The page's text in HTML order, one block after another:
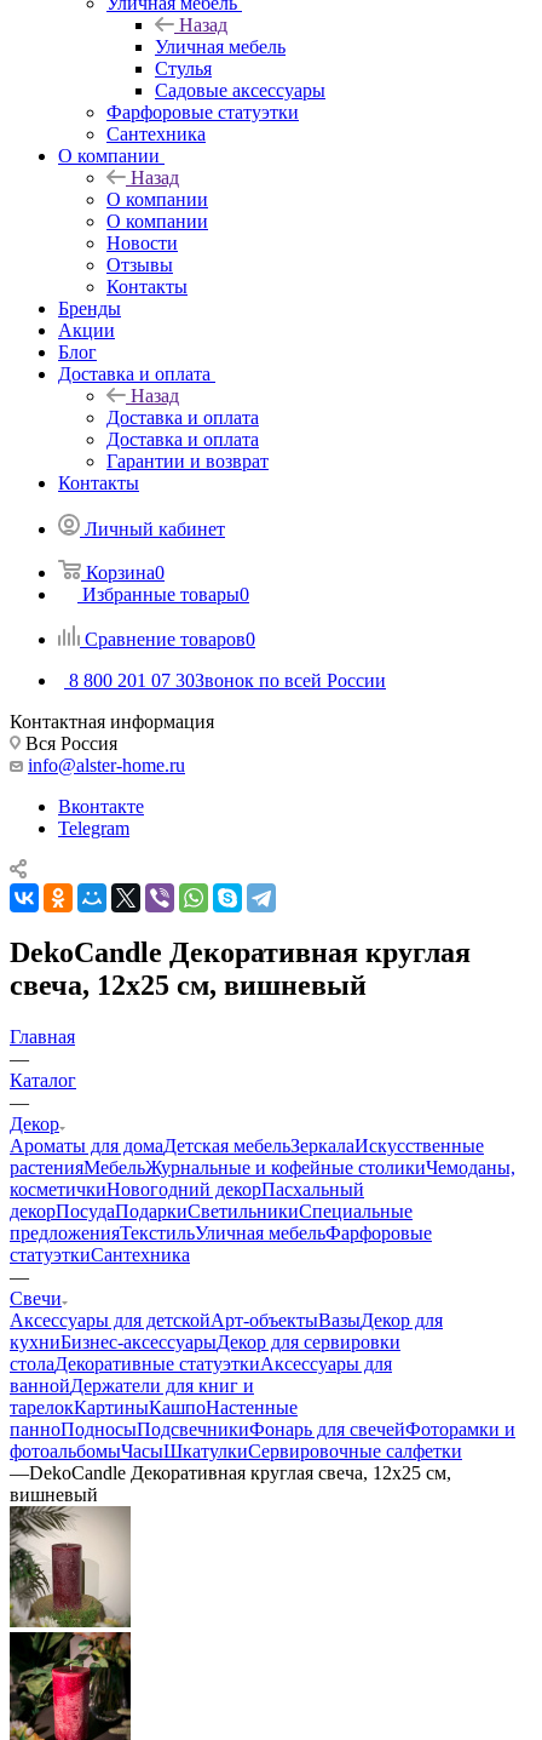
Назад
Уличная мебель
Стулья
Садовые аксессуары
Фарфоровые статуэтки
Сантехника
О компании
Назад
О компании
О компании
Новости
Отзывы
Контакты
Бренды
Акции
Блог
Доставка и оплата
Назад
Доставка и оплата
Доставка и оплата
Гарантии и возврат
Контакты
Личный кабинет
Корзина0
Избранные товары0
Сравнение товаров0
8 800 201 07 30Звонок по всей России
Контактная информация
Вся Россия
info@alster-home.ru
Вконтакте
Telegram
DekoCandle Декоративная круглая
свеча, 12х25 см, вишневый
Главная
—
Каталог
—
Декор
Ароматы для домаДетская мебельЗеркалаИскусственные
растенияМебельЖурнальные и кофейные столикиЧемоданы,
косметичкиНовогодний декорПасхальный
декорПосудаПодаркиСветильникиСпециальные
предложенияТекстильУличная мебельФарфоровые
статуэткиСантехника
—
Свечи
Аксессуары для детскойАрт-объектыВазыДекор для
кухниБизнес-аксессуарыДекор для сервировки
столаДекоративные статуэткиАксессуары для
ваннойДержатели для книг и
тарелокКартиныКашпоНастенные
панноПодносыПодсвечникиФонарь для свечейФоторамки и
фотоальбомыЧасыШкатулкиСервировочные салфетки
—DekoCandle Декоративная круглая свеча, 12х25 см,
вишневый